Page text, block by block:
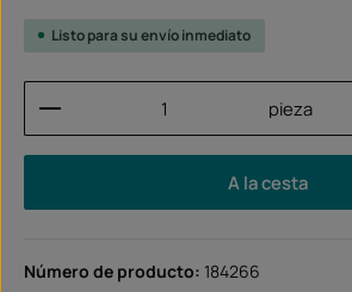
Listo para su envío inmediato
Cantidad del producto: pieza
A la cesta
Número de producto: 184266